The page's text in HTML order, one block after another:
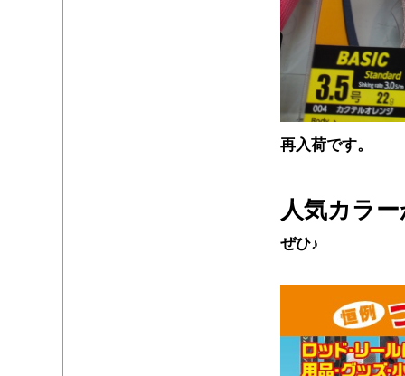
再入荷です。
人気カラ
ぜひ♪